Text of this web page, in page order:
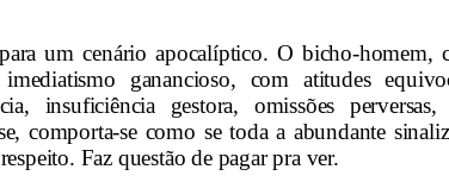
um cenário apocalíptico. O bicho-homem,
ganancioso, com atitudes
insuficiência gestora, omissões
comporta-se como se toda a abundante
Faz questão de pagar pra ver.